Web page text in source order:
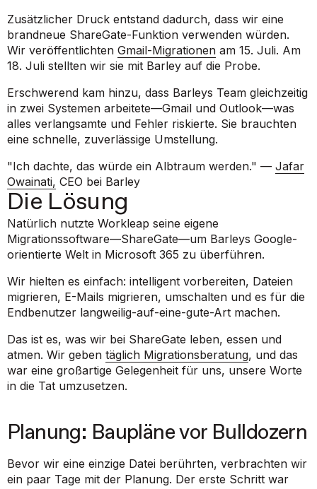
Zusätzlicher Druck entstand dadurch, dass wir eine
brandneue ShareGate-Funktion verwenden würden.
Wir veröffentlichten Gmail-Migrationen am 15. Juli. Am
18. Juli stellten wir sie mit Barley auf die Probe.
Erschwerend kam hinzu, dass Barleys Team gleichzeitig
in zwei Systemen arbeitete—Gmail und Outlook—was
alles verlangsamte und Fehler riskierte. Sie brauchten
eine schnelle, zuverlässige Umstellung.
"Ich dachte, das würde ein Albtraum werden." — Jafar
Owainati, CEO bei Barley
Die Lösung
Natürlich nutzte Workleap seine eigene
Migrationssoftware—ShareGate—um Barleys Google-
orientierte Welt in Microsoft 365 zu überführen.
Wir hielten es einfach: intelligent vorbereiten, Dateien
migrieren, E-Mails migrieren, umschalten und es für die
Endbenutzer langweilig-auf-eine-gute-Art machen.
Das ist es, was wir bei ShareGate leben, essen und
atmen. Wir geben täglich Migrationsberatung, und das
war eine großartige Gelegenheit für uns, unsere Worte
in die Tat umzusetzen.
Planung: Baupläne vor Bulldozern
Bevor wir eine einzige Datei berührten, verbrachten wir
ein paar Tage mit der Planung. Der erste Schritt war